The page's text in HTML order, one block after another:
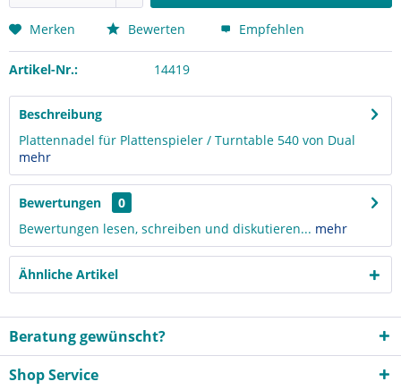
Merken Bewerten Empfehlen
Artikel-Nr.: 14419
Beschreibung
Plattennadel für Plattenspieler / Turntable 540 von Dual
mehr
Bewertungen
0
Bewertungen lesen, schreiben und diskutieren... mehr
Ähnliche Artikel
Beratung gewünscht?
Shop Service